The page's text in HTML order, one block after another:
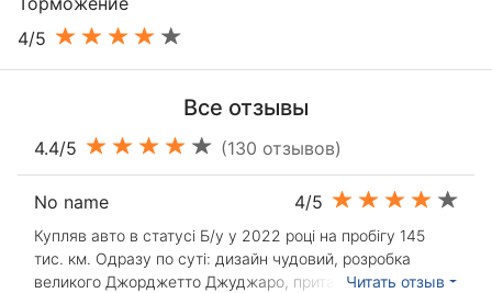
4/5
Все отзывы
4.4/5 (130 отзывов)
No name 4/5
Купляв авто в статусі Б/у у 2022 році на пробігу 145
тис. км. Одразу по суті: дизайн чудовий, розробка
великого Джорджетто Джуджаро, притаманнийЧитать отзыв